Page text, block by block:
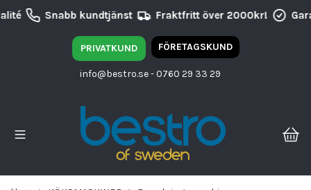
Snabb kundtjänst Fraktfritt över 2000kr!
PRIVATKUND FÖRETAGSKUND
info@bestro.se- 0760 29 33 29